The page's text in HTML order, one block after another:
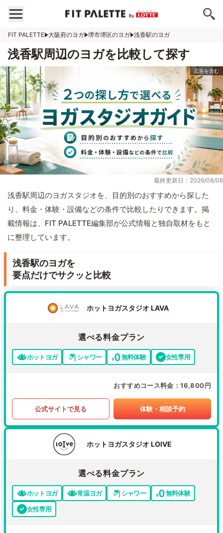
FIT PALETTE 大阪府のヨガ 堺市堺区のヨガ 浅香駅のヨガ
浅香駅周辺のヨガを比較して探す
最終更新日：2026/08/06
浅香駅周辺のヨガスタジオを、目的別のおすすめから探した
り、料金・体験・設備などの条件で比較したりできます。掲
載情報は、FIT PALETTE編集部が公式情報と独自取材をもと
に整理しています。
浅香駅のヨガを
要点だけでサクッと比較
ホットヨガスタジオ LAVA
選べる料金プラン
ホットヨガ シャワー 無料体験 女性専用
おすすめコース料金 16,800円
公式サイトで見る 体験・相談予約
ホットヨガスタジオ LOIVE
選べる料金プラン
ホットヨガ 常温ヨガ シャワー
無料体験
女性専用